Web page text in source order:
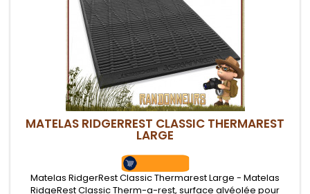
MATELAS RIDGERREST CLASSIC THERMAREST
LARGE
Matelas RidgerRest Classic Thermarest Large - Matelas
RidgeRest Classic Therm-a-rest, surface alvéolée pour